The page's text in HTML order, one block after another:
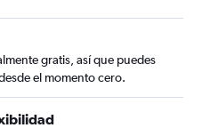
gratis, así que puedes
el momento cero.